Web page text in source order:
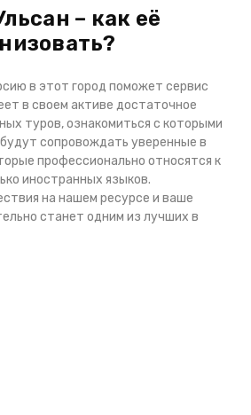
– как её
в этот город поможет сервис
в своем активе достаточное
туров, ознакомиться с которыми
сопровождать уверенные в
профессионально относятся к
иностранных языков.
на нашем ресурсе и ваше
станет одним из лучших в